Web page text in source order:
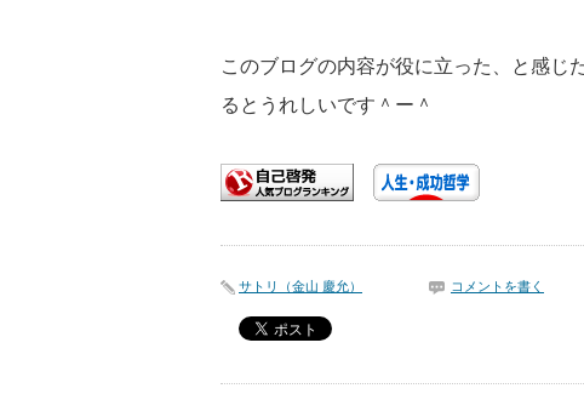
このブログの内容が役に立った、と感じ
るとうれしいです＾ー＾
サトリ（金山 慶允） コメントを書く